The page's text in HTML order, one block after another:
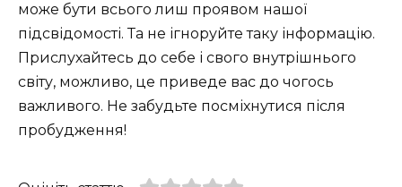
може бути всього лиш проявом нашої
підсвідомості. Та не ігноруйте таку інформацію.
Прислухайтесь до себе і свого внутрішнього
світу, можливо, це приведе вас до чогось
важливого. Не забудьте посміхнутися після
пробудження!